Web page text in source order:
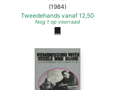
(1984)
Tweedehands vanaf 12,50
Nog 1 op voorraad